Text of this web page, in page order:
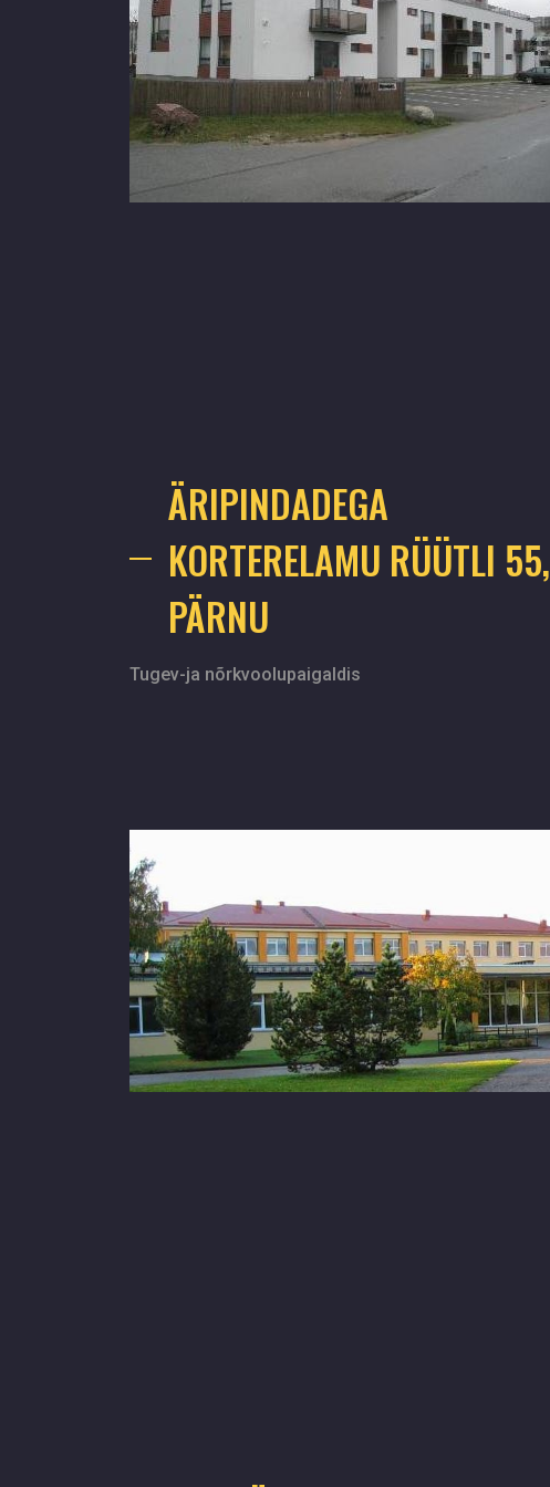
ÄRIPINDADEGA
KORTERELAMU RÜÜTLI 55,
PÄRNU
Tugev-ja nõrkvoolupaigaldis